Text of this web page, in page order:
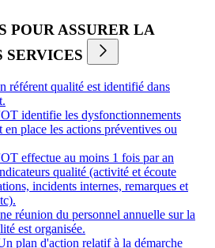
POUR ASSURER LA
SERVICES
référent qualité est identifié dans
identifie les dysfonctionnements
en place les actions préventives ou
effectue au moins 1 fois par an
qualité (activité et écoute
incidents internes, remarques et
réunion du personnel annuelle sur la
est organisée.
plan d'action relatif à la démarche